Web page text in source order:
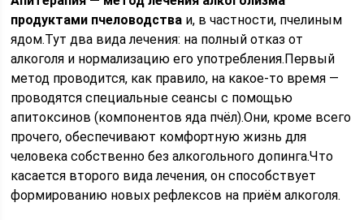
продуктами пчеловодства и, в частности, пчелиным
ядом.Тут два вида лечения: на полный отказ от
алкоголя и нормализацию его употребления.Первый
метод проводится, как правило, на какое-то время —
проводятся специальные сеансы с помощью
апитоксинов (компонентов яда пчёл).Они, кроме всего
прочего, обеспечивают комфортную жизнь для
человека собственно без алкогольного допинга.Что
касается второго вида лечения, он способствует
формированию новых рефлексов на приём алкоголя.